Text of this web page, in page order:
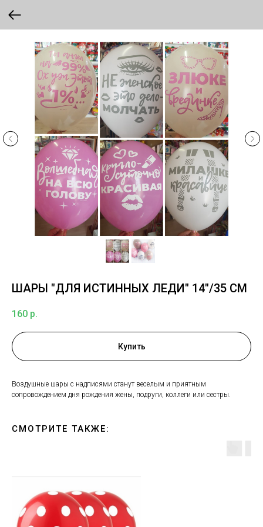
ШАРЫ "ДЛЯ ИСТИННЫХ ЛЕДИ" 14"/35 СМ
160 р.
Купить
Воздушные шары с надписями станут веселым и приятным
сопровождением дня рождения жены, подруги, коллеги или сестры.
СМОТРИТЕ ТАКЖЕ: